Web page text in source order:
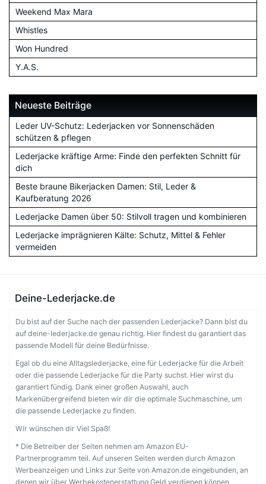
Weekend Max Mara
Whistles
Won Hundred
Y.A.S.
Neueste Beiträge
Leder UV-Schutz: Lederjacken vor Sonnenschäden
schützen & pflegen
Lederjacke kräftige Arme: Finde den perfekten Schnitt für
dich
Beste braune Bikerjacken Damen: Stil, Leder &
Kaufberatung 2026
Lederjacke Damen über 50: Stilvoll tragen und kombinieren
Lederjacke imprägnieren Kälte: Schutz, Mittel & Fehler
vermeiden
Deine-Lederjacke.de
Du bist auf der Suche nach der passenden Lederjacke? Dann bist du
auf deine-lederjacke.de genau richtig. Hier findest du garantiert das
passende Modell für deine Bedürfnisse.
Egal ob du eine Alltagslederjacke, eine für Lederjacke für die Arbeit
oder die passende Lederjacke für die Party suchst. Hier wirst du
garantiert fündig. Dank einer großen Auswahl, auch
Markenübergreifend bieten wir dir die optimale Suchmaschine, um
die passende Lederjacke zu finden.
Wir wünschen dir Viel Spaß!
* Die Betreiber der Seiten nehmen am Amazon EU-
Partnerprogramm teil. Auf unseren Seiten werden durch Amazon
Werbeanzeigen und Links zur Seite von Amazon.de eingebunden, an
denen wir über Werbekostenerstattung Geld verdienen können.